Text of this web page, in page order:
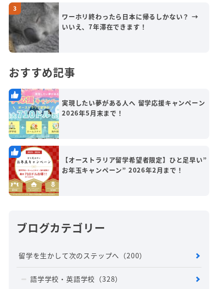
ワーホリ終わったら日本に帰るしかない？ →
いいえ、7年滞在できます！
おすすめ記事
実現したい夢がある人へ 留学応援キャンペーン
2026年5月末まで！
【オーストラリア留学希望者限定】ひと足早い”
お年玉キャンペーン” 2026年2月まで！
ブログカテゴリー
留学を生かして次のステップへ （200）
語学学校・英語学校 （328）